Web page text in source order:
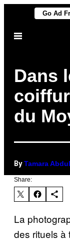
content
Go Ad
Open
Dans
du
By Tamara
Share:
La
des rituels à